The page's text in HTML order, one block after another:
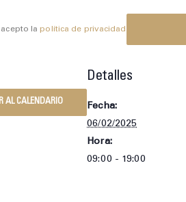
acepto lapolítica de privacidad
AL CALENDARIO
Detalles
Fecha:
06/02/2025
Hora:
09:00 - 19:00